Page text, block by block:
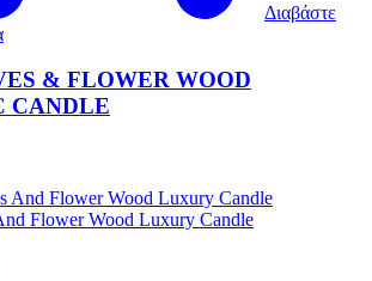
Διαβάστε
& FLOWER WOOD
CANDLE
Flower Wood Luxury Candle